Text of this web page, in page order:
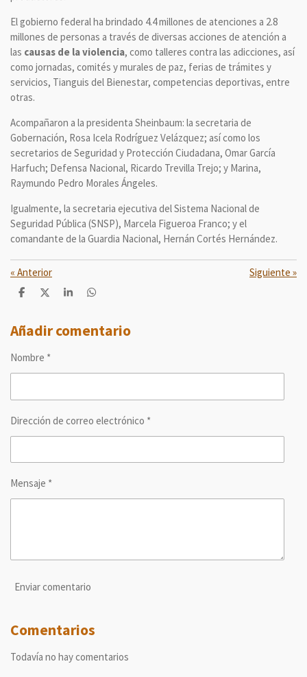
El gobierno federal ha brindado 4.4 millones de atenciones a 2.8
millones de personas a través de diversas acciones de atención a
las causas de la violencia, como talleres contra las adicciones, así
como jornadas, comités y murales de paz, ferias de trámites y
servicios, Tianguis del Bienestar, competencias deportivas, entre
otras.
Acompañaron a la presidenta Sheinbaum: la secretaria de
Gobernación, Rosa Icela Rodríguez Velázquez; así como los
secretarios de Seguridad y Protección Ciudadana, Omar García
Harfuch; Defensa Nacional, Ricardo Trevilla Trejo; y Marina,
Raymundo Pedro Morales Ángeles.
Igualmente, la secretaria ejecutiva del Sistema Nacional de
Seguridad Pública (SNSP), Marcela Figueroa Franco; y el
comandante de la Guardia Nacional, Hernán Cortés Hernández.
« Anterior Siguiente »
C
p
a
t
C
p
a
C
p
a
C
p
a
Añadir comentario
Nombre *
Dirección de correo electrónico *
Mensaje *
Enviar comentario
Comentarios
Todavía no hay comentarios